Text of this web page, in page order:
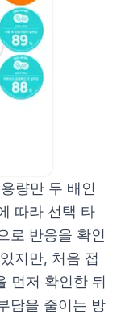
량만 두 배인
따라 선택 타
로 반응을 확인
지만, 처음 접
먼저 확인한 뒤
담을 줄이는 방